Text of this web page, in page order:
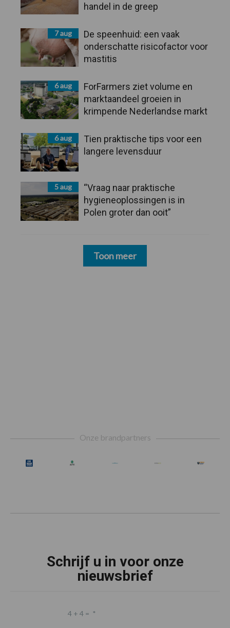
handel in de greep
7 aug
De speenhuid: een vaak
onderschatte risicofactor voor
mastitis
6 aug
ForFarmers ziet volume en
marktaandeel groeien in
krimpende Nederlandse markt
6 aug
Tien praktische tips voor een
langere levensduur
5 aug
“Vraag naar praktische
hygieneoplossingen is in
Polen groter dan ooit”
Toon meer
Onze brandpartners
Schrijf u in voor onze
nieuwsbrief
4 + 4 = *